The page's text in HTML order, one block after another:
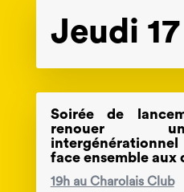
Jeudi
Soirée de
renouer
face ensemble aux
19h au Charolais Club